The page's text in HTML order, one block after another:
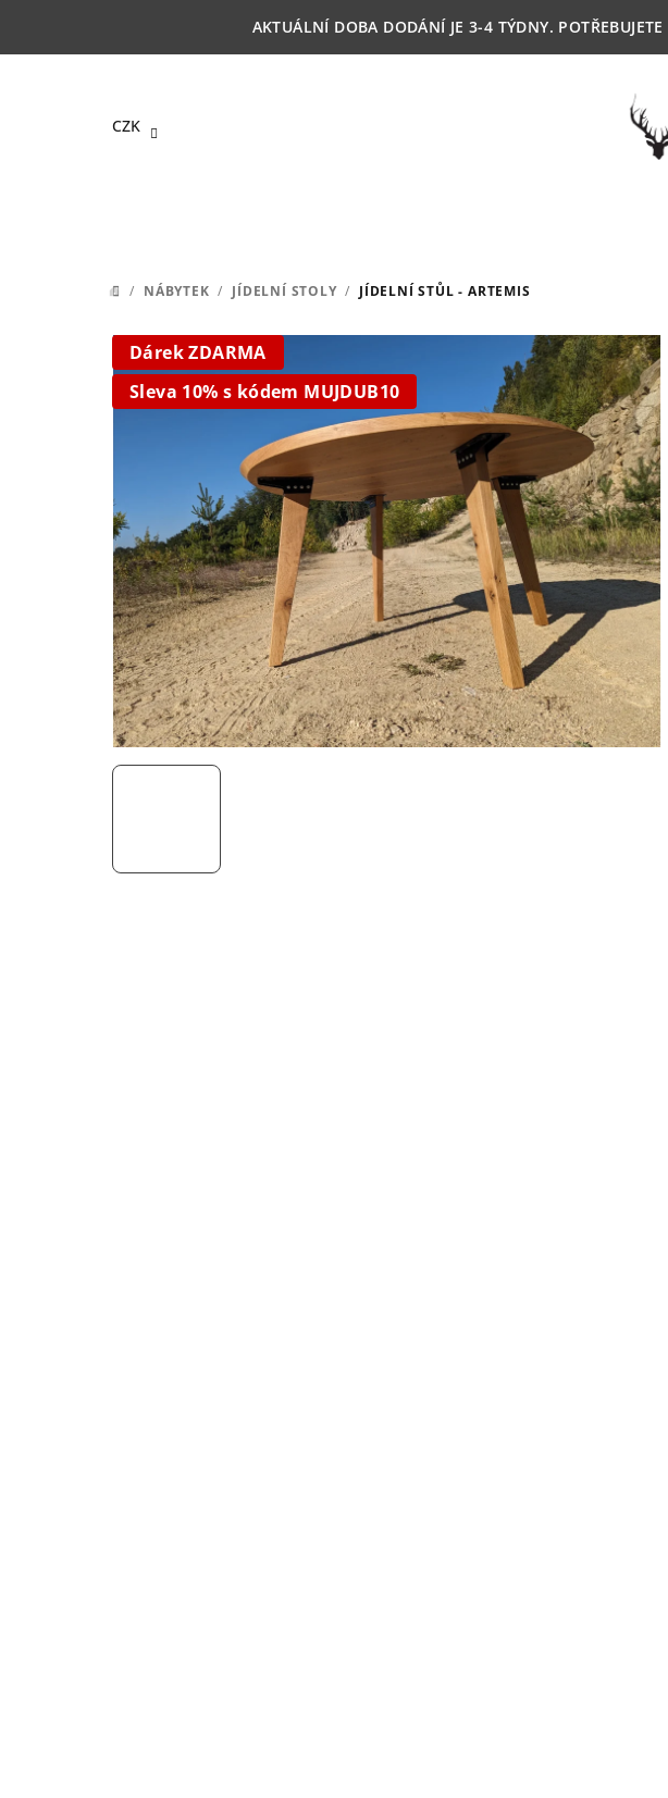
AKTUÁLNÍ DOBA DODÁNÍ JE 3-4 TÝDNY.
CZK
DOMŮ
/ NÁBYTEK / JÍDELNÍ STOLY / JÍDELNÍ STŮL - ARTEMIS
Dárek ZDARMA
Sleva 10% s kódem MUJDUB10